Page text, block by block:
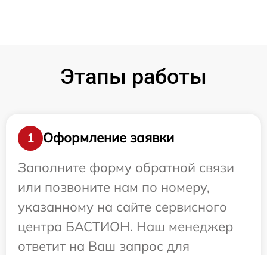
Этапы работы
1
Оформление заявки
Заполните форму обратной связи
или позвоните нам по номеру,
указанному на сайте сервисного
центра БАСТИОН. Наш менеджер
ответит на Ваш запрос для